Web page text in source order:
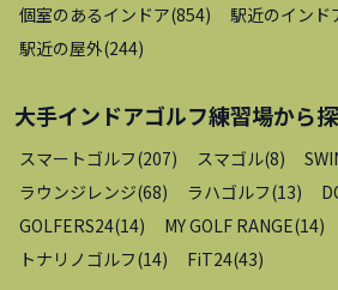
個室のあるインドア(854) 駅近のインド
駅近の屋外(244)
大手インドアゴルフ練習場から
スマートゴルフ(207) スマゴル(8)
ラウンジレンジ(68) ラハゴルフ(13)
GOLFERS24(14) MY GOLF RANGE(14)
トナリノゴルフ(14) FiT24(43)